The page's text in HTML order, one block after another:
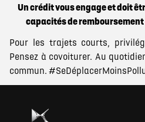
Un crédit vous engage et doit
capacités de
Pour les trajets courts,
Pensez à covoiturer. Au
commun.